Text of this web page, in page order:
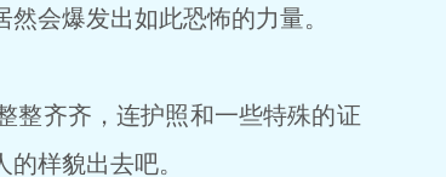
会爆发出如此恐怖的力量。
整齐齐，连护照和一些特殊的证
样貌出去吧。